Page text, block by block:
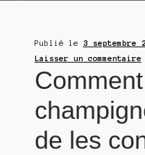
Publié le 3 septembre
Laisser un commentaire
de les